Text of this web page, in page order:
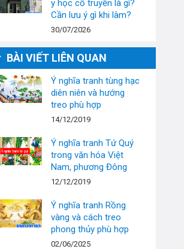
y học cổ truyền là gì?
Cần lưu ý gì khi làm?
30/07/2026
BÀI VIẾT LIÊN QUAN
Ý nghĩa tranh tùng hạc
diên niên và hướng
treo phù hợp
14/12/2019
Ý nghĩa tranh Tứ Quý
trong văn hóa Việt
Nam, phương Đông
12/12/2019
Ý nghĩa tranh Rồng
vàng và cách treo
phong thủy phù hợp
02/06/2025